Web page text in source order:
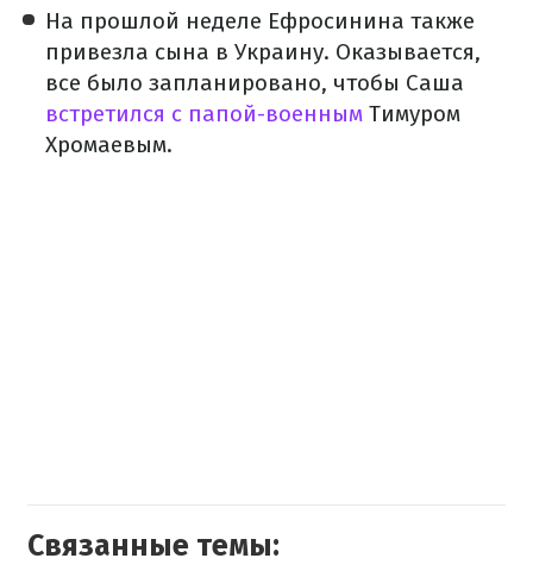
На прошлой неделе Ефросинина также
привезла сына в Украину. Оказывается,
все было запланировано, чтобы Саша
встретился с папой-военным Тимуром
Хромаевым.
Связанные темы: